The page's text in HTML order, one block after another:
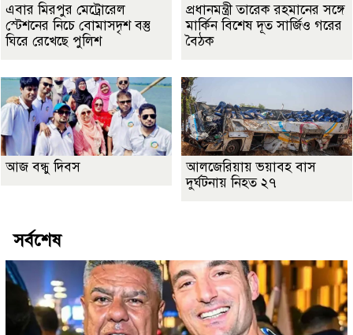
এবার মিরপুর মেট্রোরেল
স্টেশনের নিচে বোমাসদৃশ বস্তু
ঘিরে রেখেছে পুলিশ
প্রধানমন্ত্রী তারেক রহমানের সঙ্গে
মার্কিন বিশেষ দূত সার্জিও গরের
বৈঠক
আজ বন্ধু দিবস
আলজেরিয়ায় ভয়াবহ বাস
দুর্ঘটনায় নিহত ২৭
সর্বশেষ